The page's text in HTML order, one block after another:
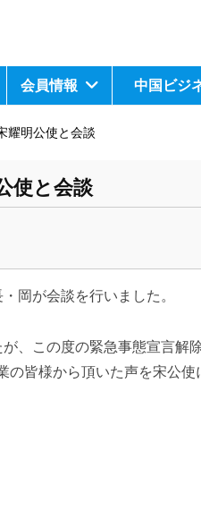
会員情報 中国ビジ
耀明公使と会談
使と会談
岡が会談を行いました。
、この度の緊急事態宣言解
皆様から頂いた声を宋公使